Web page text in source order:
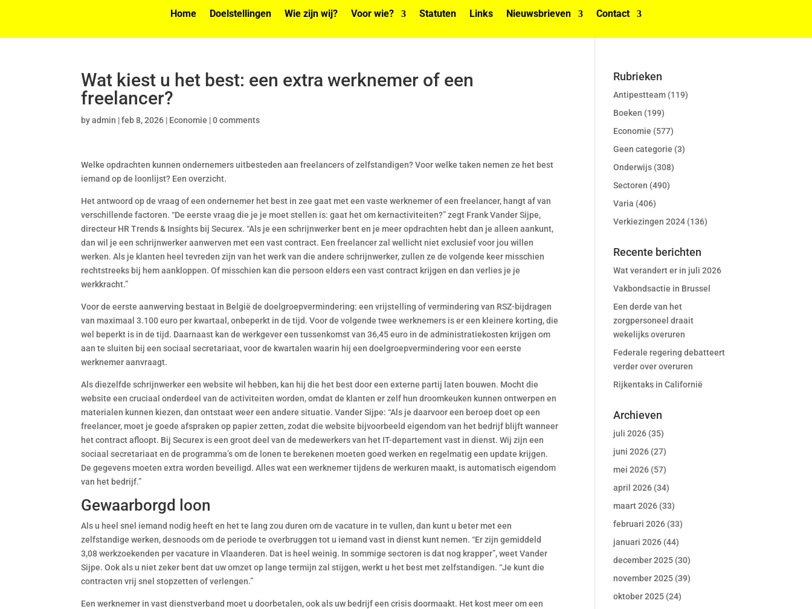
Home Doelstellingen Wie zijn wij? Voor wie? Statuten Links Nieuwsbrieven Contact
Wat kiest u het best: een extra werknemer of een
freelancer?
byadmin |feb 8, 2026 | Economie |0 comments
Welke opdrachten kunnen ondernemers uitbesteden aan freelancers of zelfstandigen? Voor welke taken nemen ze het best
iemand op de loonlijst? Een overzicht.
Het antwoord op de vraag of een ondernemer het best in zee gaat met een vaste werknemer of een freelancer, hangt af van
verschillende factoren. “De eerste vraag die je je moet stellen is: gaat het om kernactiviteiten?” zegt Frank Vander Sijpe,
directeur HR Trends & Insights bij Securex. “Als je een schrijnwerker bent en je meer opdrachten hebt dan je alleen aankunt,
dan wil je een schrijnwerker aanwerven met een vast contract. Een freelancer zal wellicht niet exclusief voor jou willen
werken. Als je klanten heel tevreden zijn van het werk van die andere schrijnwerker, zullen ze de volgende keer misschien
rechtstreeks bij hem aankloppen. Of misschien kan die persoon elders een vast contract krijgen en dan verlies je je
werkkracht.”
Voor de eerste aanwerving bestaat in België de doelgroepvermindering: een vrijstelling of vermindering van RSZ-bijdragen
van maximaal 3.100 euro per kwartaal, onbeperkt in de tijd. Voor de volgende twee werknemers is er een kleinere korting, die
wel beperkt is in de tijd. Daarnaast kan de werkgever een tussenkomst van 36,45 euro in de administratiekosten krijgen om
aan te sluiten bij een sociaal secretariaat, voor de kwartalen waarin hij een doelgroepvermindering voor een eerste
werknemer aanvraagt.
Als diezelfde schrijnwerker een website wil hebben, kan hij die het best door een externe partij laten bouwen. Mocht die
website een cruciaal onderdeel van de activiteiten worden, omdat de klanten er zelf hun droomkeuken kunnen ontwerpen en
materialen kunnen kiezen, dan ontstaat weer een andere situatie. Vander Sijpe: “Als je daarvoor een beroep doet op een
freelancer, moet je goede afspraken op papier zetten, zodat die website bijvoorbeeld eigendom van het bedrijf blijft wanneer
het contract afloopt. Bij Securex is een groot deel van de medewerkers van het IT-departement vast in dienst. Wij zijn een
sociaal secretariaat en de programma’s om de lonen te berekenen moeten goed werken en regelmatig een update krijgen.
De gegevens moeten extra worden beveiligd. Alles wat een werknemer tijdens de werkuren maakt, is automatisch eigendom
van het bedrijf.”
Gewaarborgd loon
Als u heel snel iemand nodig heeft en het te lang zou duren om de vacature in te vullen, dan kunt u beter met een
zelfstandige werken, desnoods om de periode te overbruggen tot u iemand vast in dienst kunt nemen. “Er zijn gemiddeld
3,08 werkzoekenden per vacature in Vlaanderen. Dat is heel weinig. In sommige sectoren is dat nog krapper”, weet Vander
Sijpe. Ook als u niet zeker bent dat uw omzet op lange termijn zal stijgen, werkt u het best met zelfstandigen. “Je kunt die
contracten vrij snel stopzetten of verlengen.”
Een werknemer in vast dienstverband moet u doorbetalen, ook als uw bedrijf een crisis doormaakt. Het kost meer om een
Rubrieken
Antipestteam (119)
Boeken (199)
Economie (577)
Geen categorie (3)
Onderwijs (308)
Sectoren (490)
Varia (406)
Verkiezingen 2024 (136)
Recente berichten
Wat verandert er in juli 2026
Vakbondsactie in Brussel
Een derde van het
zorgpersoneel draait
wekelijks overuren
Federale regering debatteert
verder over overuren
Rijkentaks in Californië
Archieven
juli 2026 (35)
juni 2026 (27)
mei 2026 (57)
april 2026 (34)
maart 2026 (33)
februari 2026 (33)
januari 2026 (44)
december 2025 (30)
november 2025 (39)
oktober 2025 (24)